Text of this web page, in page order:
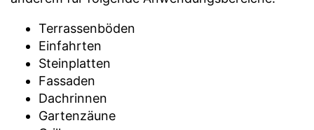
Terrassenböden
Einfahrten
Steinplatten
Fassaden
Dachrinnen
Gartenzäune